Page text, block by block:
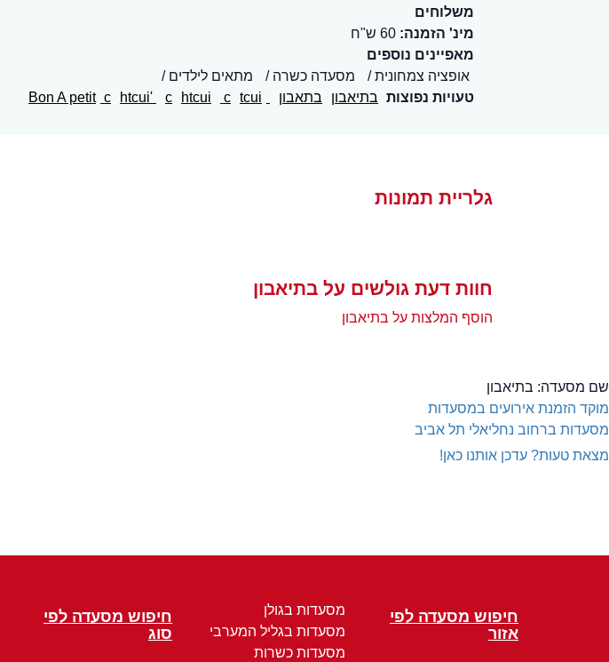
משלוחים
מינ' הזמנה: 60 ש"ח
מאפיינים נוספים
אופציה צמחונית
מסעדה כשרה
מתאים לילדים
טעויות נפוצות בתיאבון בתאבון c htcui' c htcui c tcui
גלריית תמונות
חוות דעת גולשים על בתיאבון
הוסף המלצות על בתיאבון
שם מסעדה: בתיאבון
מוקד הזמנת אירועים במסעדות
מסעדות ברחוב נחליאלי תל אביב
מצאת טעות? עדכן אותנו כאן!
חיפוש מסעדה לפי
אזור
מסעדות בגולן
מסעדות בגליל המערבי
מסעדות כשרות
חיפוש מסעדה לפי
סוג